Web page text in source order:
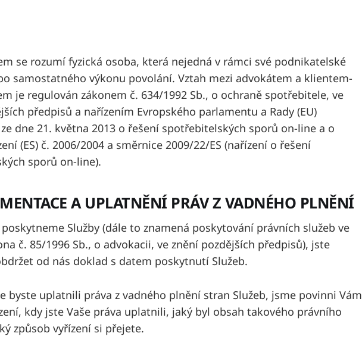
se rozumí fyzická osoba, která nejedná v rámci své podnikatelské
samostatného výkonu povolání. Vztah mezi advokátem a klientem-
je regulován zákonem č. 634/1992 Sb., o ochraně spotřebitele, ve
předpisů a nařízením Evropského parlamentu a Rady (EU)
dne 21. května 2013 o řešení spotřebitelských sporů on-line a o
(ES) č. 2006/2004 a směrnice 2009/22/ES (nařízení o řešení
sporů on-line).
A UPLATNĚNÍ PRÁV Z VADNÉHO PLNĚNÍ
Služby (dále to znamená poskytování právních služeb ve
č. 85/1996 Sb., o advokacii, ve znění pozdějších předpisů), jste
od nás doklad s datem poskytnutí Služeb.
byste uplatnili práva z vadného plnění stran Služeb, jsme povinni Vám
kdy jste Vaše práva uplatnili, jaký byl obsah takového právního
způsob vyřízení si přejete.